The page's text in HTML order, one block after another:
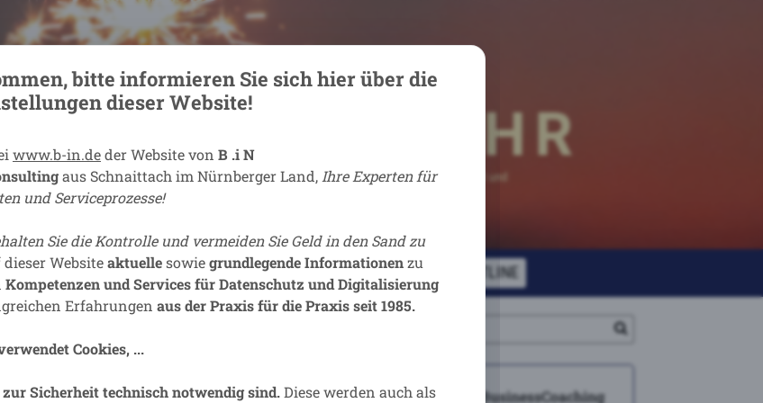
Informationssicherheit Servicequalität Über uns Kontakt HOTLINE
für #Betriebe in
die "rote Ampel" wegen
B .i N BusinessCoaching
bitte informieren Sie sich hier über die
dieser Website!
www.b-in.deder Website von B .i N
aus Schnaittach im Nürnberger Land, Ihre Experten für
und Serviceprozesse!
Sie die Kontrolle und vermeiden Sie Geld in den Sand zu
Websiteaktuellesowiegrundlegende Informationenzu
Kompetenzen und Services für Datenschutz und Digitalisierung
Erfahrungen aus der Praxis für die Praxis seit 1985.
Cookies, ...
Sicherheit technisch notwendig sind.Diese werden auch als